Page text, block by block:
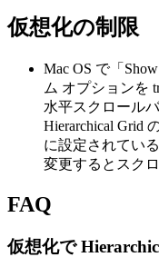
仮想化の制限
Mac OS で「
ム オプションを
水平スクロール
Hierarchical Grid
に設定されてい
変更するとスク
FAQ
仮想化で